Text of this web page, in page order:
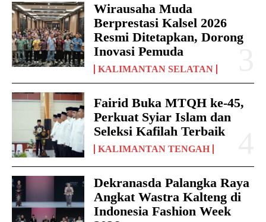
Wirausaha Muda
Berprestasi Kalsel 2026
Resmi Ditetapkan, Dorong
Inovasi Pemuda
KALIMANTAN SELATAN
Fairid Buka MTQH ke-45,
Perkuat Syiar Islam dan
Seleksi Kafilah Terbaik
KALIMANTAN TENGAH
Dekranasda Palangka Raya
Angkat Wastra Kalteng di
Indonesia Fashion Week